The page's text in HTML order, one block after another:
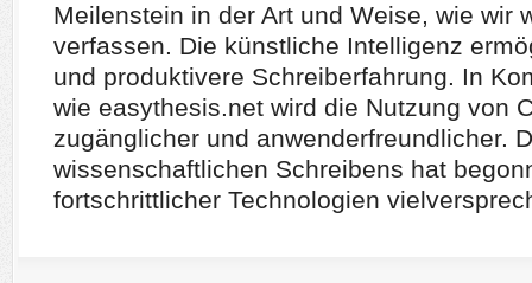
Meilenstein in der Art und Weise, wie wir
verfassen. Die künstliche Intelligenz
und produktivere Schreiberfahrung. In
wie easythesis.net wird die Nutzung von
zugänglicher und anwenderfreundlicher.
wissenschaftlichen Schreibens hat
fortschrittlicher Technologien